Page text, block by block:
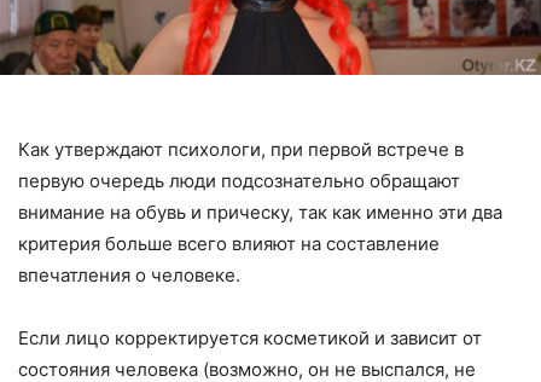
Как утверждают психологи, при первой встрече в
первую очередь люди подсознательно обращают
внимание на обувь и прическу, так как именно эти два
критерия больше всего влияют на составление
впечатления о человеке.
Если лицо корректируется косметикой и зависит от
состояния человека (возможно, он не выспался, не